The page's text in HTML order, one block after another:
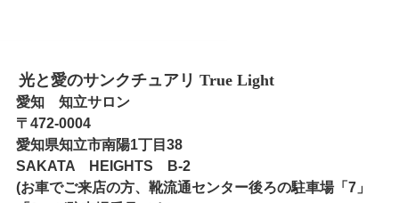
光と愛のサンクチュアリ True Light
愛知 知立サロン
〒472-0004
愛知県知立市南陽1丁目38
SAKATA HEIGHTS B-2
(お車でご来店の方、靴流通センター後ろの駐車場「7」